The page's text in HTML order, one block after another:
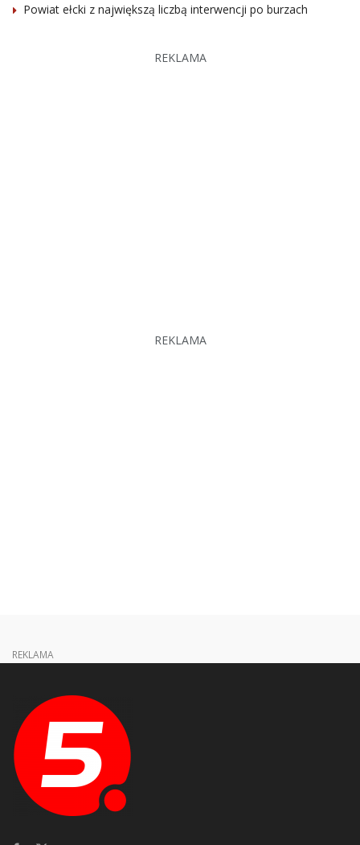
Powiat ełcki z największą liczbą interwencji po burzach
REKLAMA
REKLAMA
REKLAMA